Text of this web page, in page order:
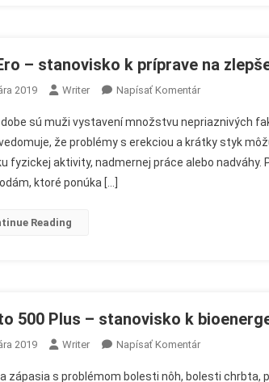
– stanovisko k príprave na
2019 Writer Napísať KomentárOn
–
Stanovisko
K
sú muži vystavení množstvu nepriaznivých
že problémy s erekciou a krátky styk
fyzickej aktivity, nadmernej práce alebo
ktoré ponúka […]
Reading
500 Plus – stanovisko k
2019 Writer Napísať KomentárOn
zápasia s problémom bolesti nôh, bolesti chrbta,